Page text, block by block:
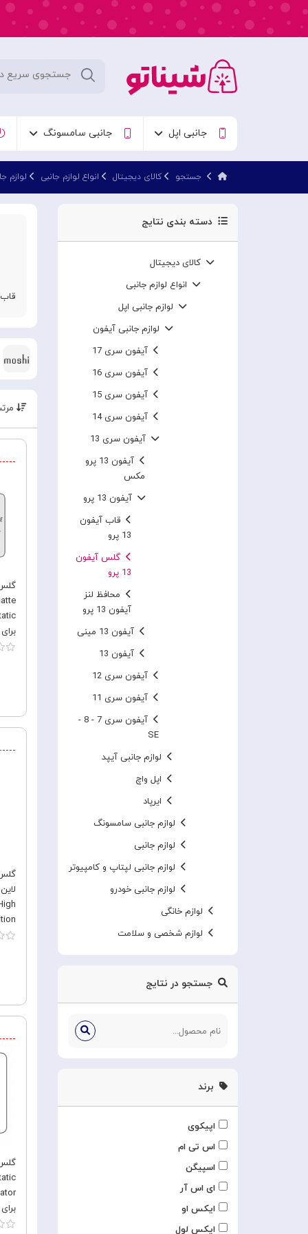
جانبی اپل جانبی سامسونگ
جستجو کالای دیجیتال انواع لوازم جانبی لوازم
دسته بندی نتایج
کالای دیجیتال
انواع لوازم جانبی
لوازم جانبی اپل
لوازم جانبی آیفون
آیفون سری 17
آیفون سری 16
آیفون سری 15
آیفون سری 14
آیفون سری 13
آیفون 13 پرو
مکس
آیفون 13 پرو
قاب آیفون
13 پرو
گلس آیفون
13 پرو
محافظ لنز
آیفون 13 پرو
آیفون 13 مینی
آیفون 13
آیفون سری 12
آیفون سری 11
آیفون سری 7 - 8 -
SE
لوازم جانبی آیپد
اپل واچ
ایرپاد
لوازم جانبی سامسونگ
لوازم جانبی
لوازم جانبی لپتاپ و کامپیوتر
لوازم جانبی خودرو
لوازم خانگی
لوازم شخصی و سلامت
جستجو در نتایج
برند
اپیکوی
اس تی ام
اسپیگن
ای اس آر
ایکس او
ایکس لول
قاب
برای Apple iPhone 13 Pro
Pro
برای Apple iPhone 13 Pro